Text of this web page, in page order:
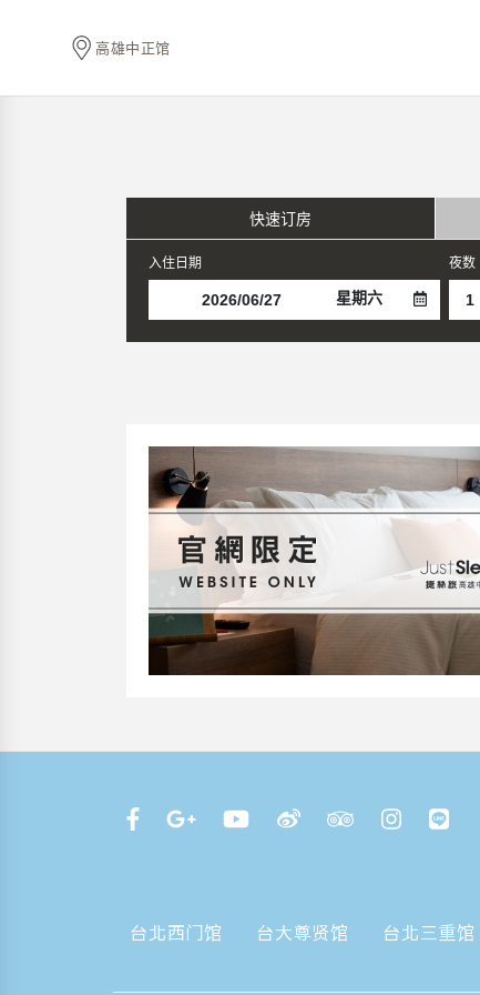
高雄中正馆
快速订房
入住日期
星期六
夜数
台北西门馆 台大尊贤馆 台北三重馆